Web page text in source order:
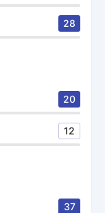
28
20
12
37